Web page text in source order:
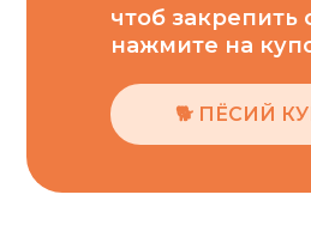
чтоб закрепить
нажмите на
🐕 ПЁСИЙ